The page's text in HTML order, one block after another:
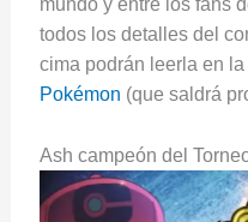
mundo y entre los fans
todos los detalles del
cima podrán leerla en
Pokémon (que saldrá
Ash campeón del